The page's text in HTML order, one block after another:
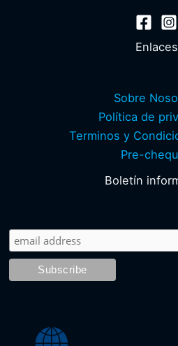
Enlaces
Sobre
Política de
Terminos y
Pre-
Boletín